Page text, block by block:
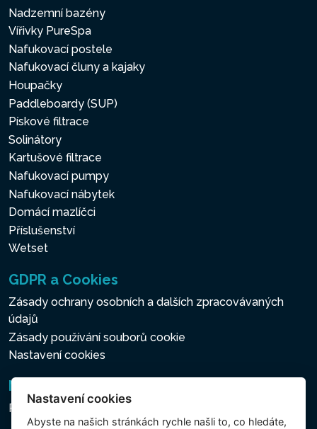
Nadzemní bazény
Vířivky PureSpa
Nafukovací postele
Nafukovací čluny a kajaky
Houpačky
Paddleboardy (SUP)
Pískové filtrace
Solinátory
Kartušové filtrace
Nafukovací pumpy
Nafukovací nábytek
Domácí mazlíčci
Příslušenství
Wetset
GDPR a Cookies
Zásady ochrany osobních a dalších zpracovávaných
údajů
Zásady používání souborů cookie
Nastavení cookies
Newsletter
Přihlášení k odběru novinek
Nastavení cookies
Abyste na našich stránkách rychle našli to, co hledáte,